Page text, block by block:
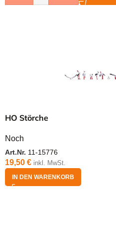
HO Störche
Noch
Art.Nr. 11-15776
19,50 € inkl. MwSt.
IN DEN WARENKORB